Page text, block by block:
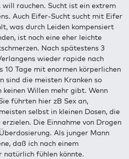
will rauchen. Sucht ist ein extrem
Auch Eifer-Sucht sucht mit Eifer
was durch Leiden kompensiert
ist noch eine eher leichte
Nach spätestens 3
wieder rapide nach
10 Tage mit enormen körperlichen
sind die meisten Kranken so
Willen mehr gibt. Wenn
führten hier zB Sex an,
selbst in kleinen Dosen, die
Die Einnahme von Drogen
Als junger Mann
daß ich nach einem
natürlich fühlen könnte.